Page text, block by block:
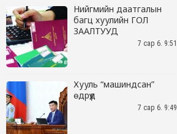
Нийгмийн даатгалын
багц хуулийн ГОЛ
ЗААЛТУУД
7 сар 6. 9:51
Хууль “машиндсан”
өдрүүд
7 сар 6. 9:49